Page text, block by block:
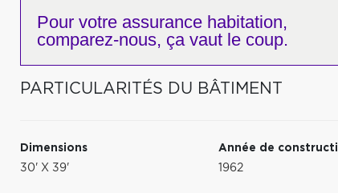
Pour votre assurance habitation,
comparez-nous, ça vaut le coup.
PARTICULARITÉS DU BÂTIMENT
Dimensions
30' X 39'
Année de
1962